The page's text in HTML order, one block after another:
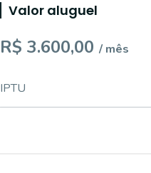
Valor aluguel
R$ 3.600,00 / mês
IPTU